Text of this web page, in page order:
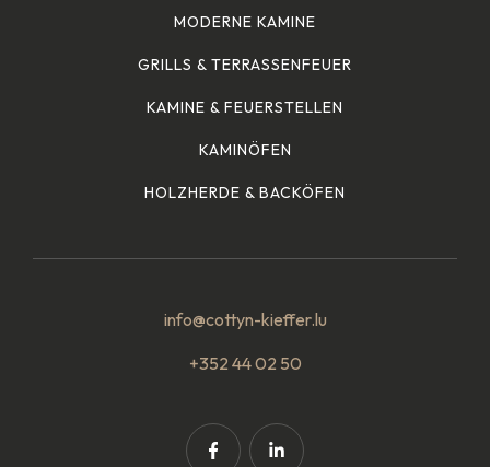
MODERNE KAMINE
GRILLS & TERRASSENFEUER
KAMINE & FEUERSTELLEN
KAMINÖFEN
HOLZHERDE & BACKÖFEN
info@cottyn-kieffer.lu
+352 44 02 50